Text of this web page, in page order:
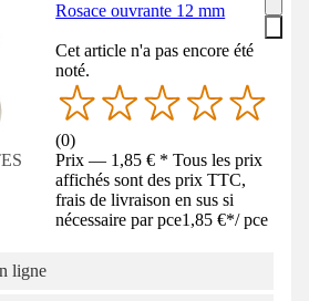
Rosace ouvrante 12 mm
Cet article n'a pas encore été
noté.
(0)
Prix — 1,85 € * Tous les prix
affichés sont des prix TTC,
frais de livraison en sus si
nécessaire par pce1,85 €*/ pce
ligne